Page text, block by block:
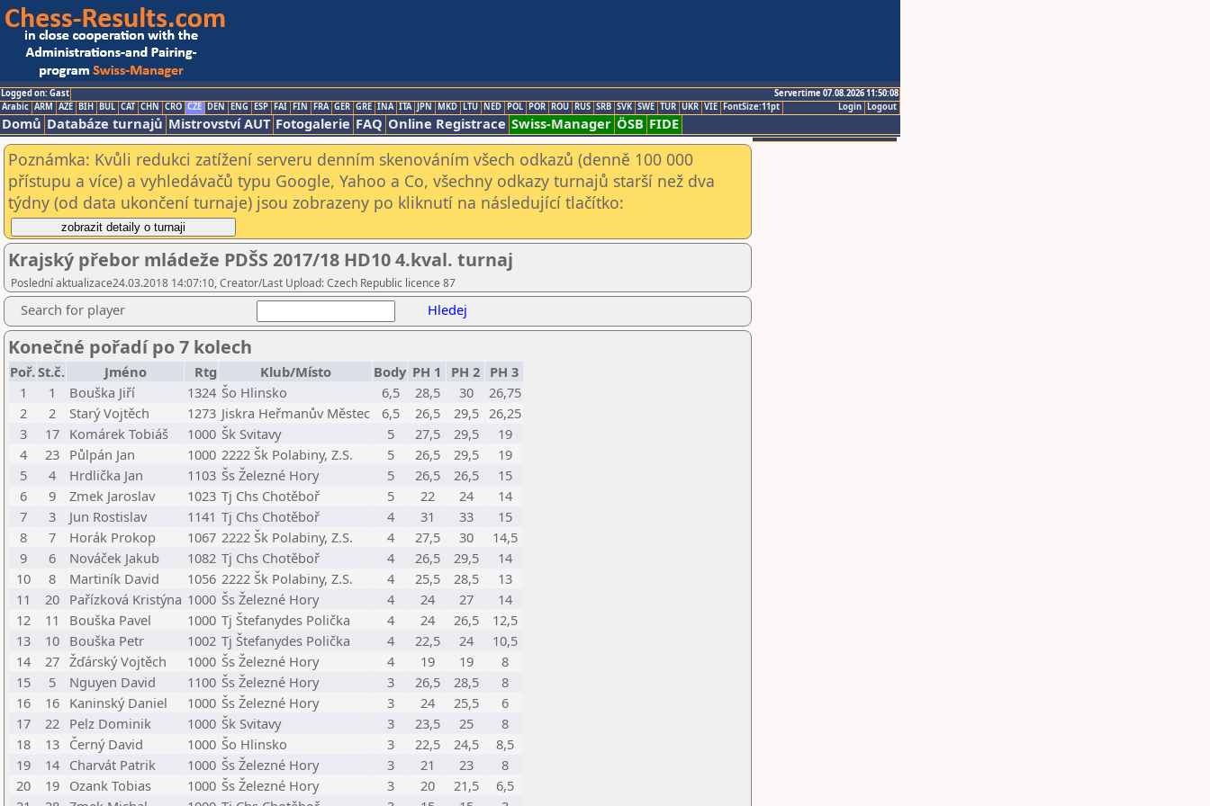
Logged on: Gast
Servertime 07.08.2026 11:50:08
Logout
Login
Arabic ARM AZE BIH BUL CAT CHN CRO CZE DEN ENG ESP FAI FIN FRA GER GRE INA ITA JPN MKD LTU NED POL POR ROU RUS SRB SVK SWE TUR UKR VIE FontSize:11pt
Domů Databáze turnajů Mistrovství AUT Fotogalerie FAQ Online Registrace Swiss-Manager ÖSB FIDE
Poznámka: Kvůli redukci zatížení serveru denním skenováním všech odkazů (denně 100 000
přístupu a více) a vyhledávačů typu Google, Yahoo a Co, všechny odkazy turnajů starší než dva
týdny (od data ukončení turnaje) jsou zobrazeny po kliknutí na následující tlačítko:
Krajský přebor mládeže PDŠS 2017/18 HD10 4.kval. turnaj
Poslední aktualizace24.03.2018 14:07:10, Creator/Last Upload: Czech Republic licence 87
Search for player Hledej
Konečné pořadí po 7 kolech
Poř.St.č. Jméno Rtg Klub/Místo Body PH 1 PH 2 PH 3
1
1 Bouška Jiří 1324 Šo Hlinsko 6,5 28,5 30
26,75
2
2 Starý Vojtěch 1273 Jiskra Heřmanův Městec 6,5 26,5 29,5 26,25
3
17 Komárek Tobiáš 1000 Šk Svitavy 5 27,5 29,5
19
4
23 Půlpán Jan 1000 2222 Šk Polabiny, Z.S. 5 26,5 29,5
19
5
4 Hrdlička Jan 1103 Šs Železné Hory 5 26,5 26,5
15
6
9 Zmek Jaroslav 1023 Tj Chs Chotěboř 5 22 24
14
7
3 Jun Rostislav 1141 Tj Chs Chotěboř 4 31 33
15
8
7 Horák Prokop 1067 2222 Šk Polabiny, Z.S. 4 27,5 30
14,5
9
6 Nováček Jakub 1082 Tj Chs Chotěboř 4 26,5 29,5
14
10
8 Martiník David 1056 2222 Šk Polabiny, Z.S. 4 25,5 28,5
13
11
20 Pařízková Kristýna 1000 Šs Železné Hory 4 24 27
14
12
11 Bouška Pavel 1000 Tj Štefanydes Polička 4 24 26,5
12,5
13
10 Bouška Petr 1002 Tj Štefanydes Polička 4 22,5 24
10,5
14
27 Žďárský Vojtěch 1000 Šs Železné Hory 4 19 19
8
15
5 Nguyen David 1100 Šs Železné Hory 3 26,5 28,5
8
16
16 Kaninský Daniel 1000 Šs Železné Hory 3 24 25,5
6
17
22 Pelz Dominik 1000 Šk Svitavy 3 23,5 25
8
18
13 Černý David 1000 Šo Hlinsko 3 22,5 24,5
8,5
19
14 Charvát Patrik 1000 Šs Železné Hory 3 21 23
8
20
19 Ozank Tobias 1000 Šs Železné Hory 3 20 21,5
6,5